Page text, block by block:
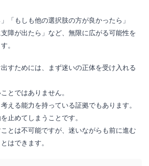
「もしも他の選択肢の方が良かったら」
支障が出たら」など、無限に広がる可能性を
。
すためには、まず迷いの正体を受け入れる
とではありません。
える能力を持っている証拠でもあります。
止めてしまうことです。
とは不可能ですが、迷いながらも前に進む
はできます。